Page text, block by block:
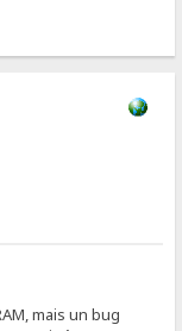
mais un bug